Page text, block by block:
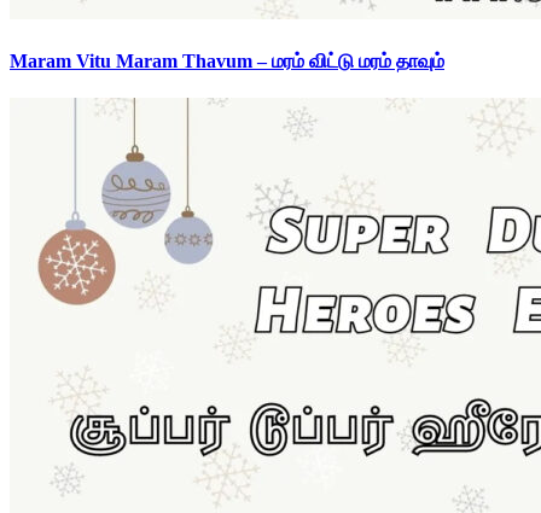
Maram Vitu Maram Thavum – மரம் விட்டு மரம் தாவும்